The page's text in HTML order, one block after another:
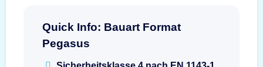
Quick Info: Bauart Format
Pegasus